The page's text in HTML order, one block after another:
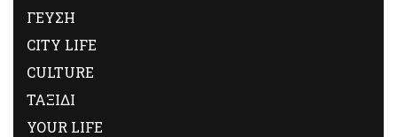
ΓΕΥΣΗ
CITY LIFE
CULTURE
ΤΑΞΙΔΙ
YOUR LIFE